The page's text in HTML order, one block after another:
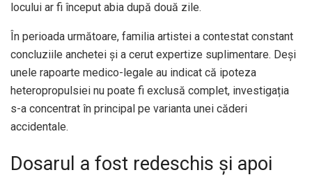
locului ar fi început abia după două zile.
În perioada următoare, familia artistei a contestat constant
concluziile anchetei și a cerut expertize suplimentare. Deși
unele rapoarte medico-legale au indicat că ipoteza
heteropropulsiei nu poate fi exclusă complet, investigația
s-a concentrat în principal pe varianta unei căderi
accidentale.
Dosarul a fost redeschis și apoi